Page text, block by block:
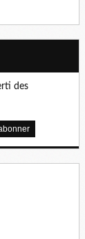
des